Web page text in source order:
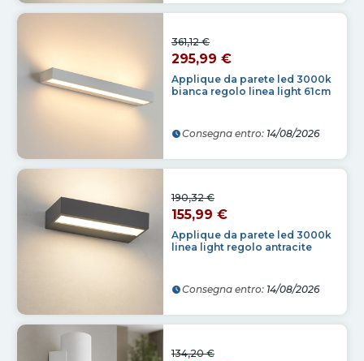
Applique da parete led 3000k
bianca regolo linea light 61cm
361,12 €
295,99 €
Consegna entro: 14/08/2026
Applique da parete led 3000k
linea light regolo antracite
190,32 €
155,99 €
Consegna entro: 14/08/2026
134,20 €